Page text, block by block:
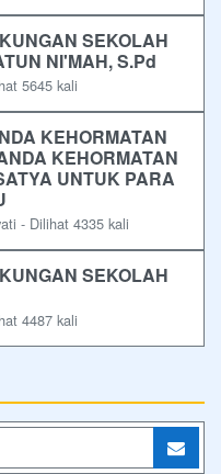
SEKOLAH
NI'MAH, S.Pd
5645 kali
KEHORMATAN
KEHORMATAN
UNTUK PARA
- Dilihat 4335 kali
SEKOLAH
4487 kali